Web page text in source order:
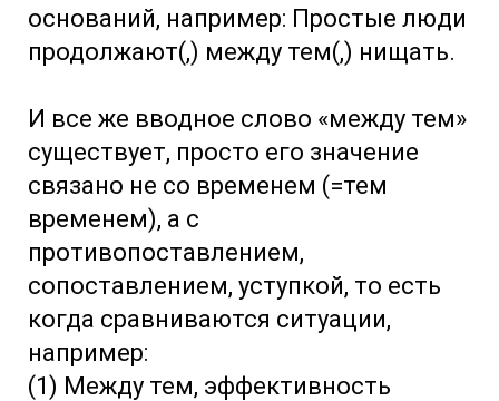
оснований, например: Простые люди
продолжают(,) между тем(,) нищать.
И все же вводное слово «между тем»
существует, просто его значение
связано не со временем (=тем
временем), а с
противопоставлением,
сопоставлением, уступкой, то есть
когда сравниваются ситуации,
например:
(1) Между тем, эффективность